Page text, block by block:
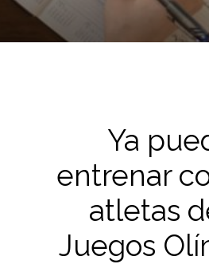
Ya
entrenar
atletas
Juegos